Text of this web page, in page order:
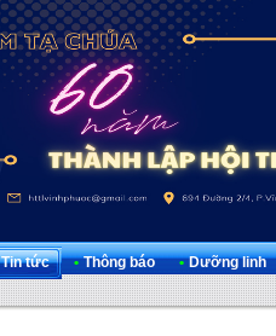
Tin tức • Thông báo • Dưỡng linh